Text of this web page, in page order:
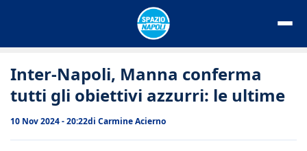
Inter-Napoli, Manna conferma
tutti gli obiettivi azzurri: le ultime
10 Nov 2024 - 20:22di Carmine Acierno